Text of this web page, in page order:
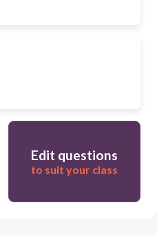
Edit questions
to suit your class